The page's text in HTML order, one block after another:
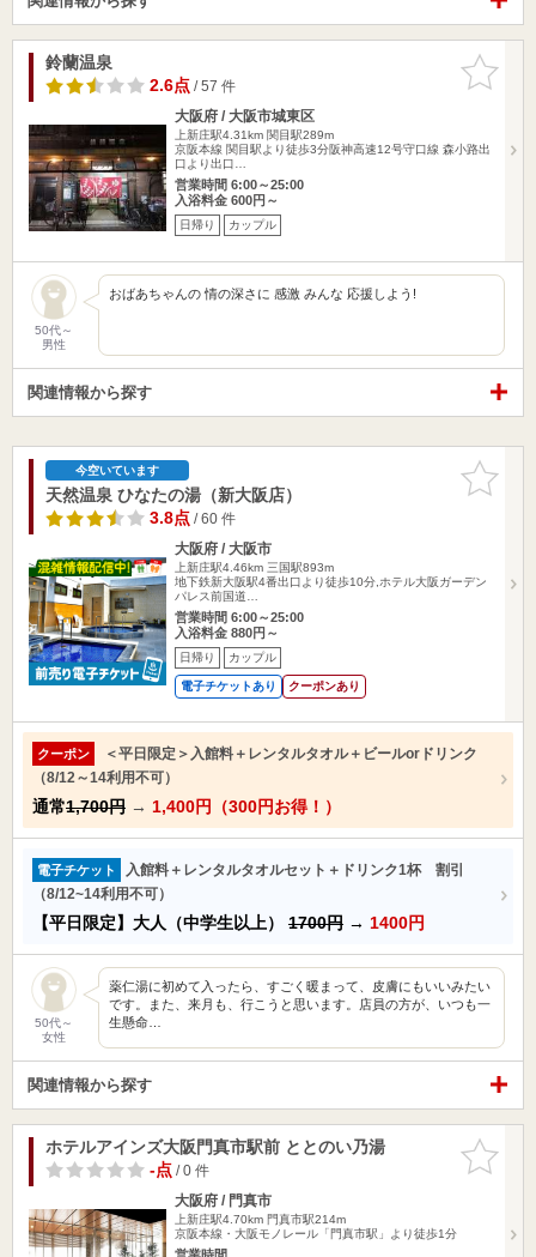
お気に入
りに追加
鈴蘭温泉
2.6点/ 57 件
大阪府 / 大阪市城東区
上新庄駅4.31km 関目駅289m
京阪本線 関目駅より徒歩3分阪神高速12号守口線 森小路出
口より出口…
営業時間 6:00～25:00
入浴料金 600円～
日帰り カップル
50代～
男性
おばあちゃんの 情の深さに 感激 みんな 応援しよう!
関連情報から探す
お気に入
りに追加
今空いています
天然温泉 ひなたの湯（新大阪店）
3.8点/ 60 件
大阪府 / 大阪市
上新庄駅4.46km 三国駅893m
地下鉄新大阪駅4番出口より徒歩10分,ホテル大阪ガーデン
パレス前国道…
営業時間 6:00～25:00
入浴料金 880円～
日帰り カップル
電子チケットあり クーポンあり
クーポン
＜平日限定＞入館料＋レンタルタオル＋ビールorドリンク
（8/12～14利用不可）
通常1,700円 → 1,400円（300円お得！）
電子チケット
入館料＋レンタルタオルセット＋ドリンク1杯 割引
（8/12~14利用不可）
【平日限定】大人（中学生以上） 1700円 → 1400円
50代～
女性
薬仁湯に初めて入ったら、すごく暖まって、皮膚にもいいみたい
です。また、来月も、行こうと思います。店員の方が、いつも一
生懸命…
関連情報から探す
お気に入
りに追加
ホテルアインズ大阪門真市駅前 ととのい乃湯
-点/ 0 件
大阪府 / 門真市
上新庄駅4.70km 門真市駅214m
京阪本線・大阪モノレール「門真市駅」より徒歩1分